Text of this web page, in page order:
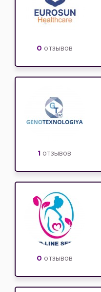
0 отзывов
1 отзывов
0 отзывов